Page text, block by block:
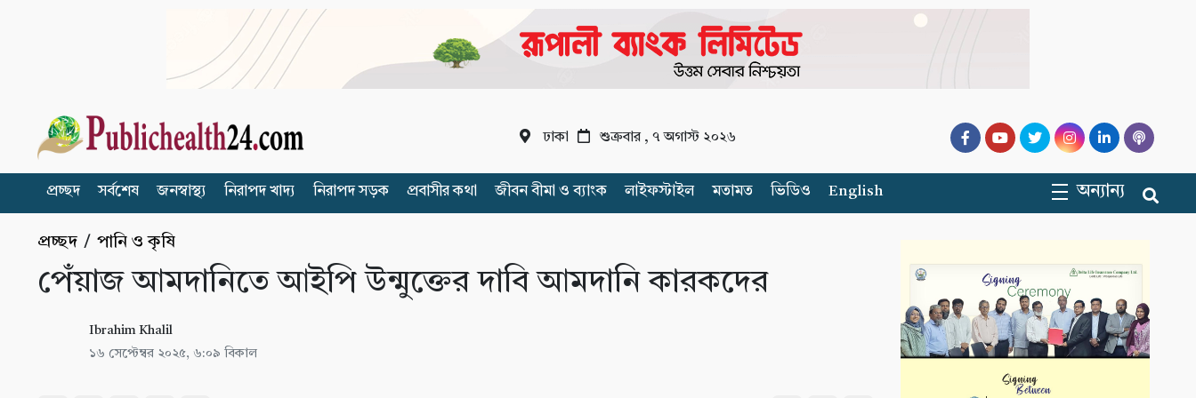
ঢাকা শুক্রবার , ৭ অগাস্ট ২০২৬
প্রচ্ছদ সর্বশেষ জনস্বাস্থ্য নিরাপদ খাদ্য নিরাপদ সড়ক প্রবাসীর কথা জীবন বীমা ও ব্যাংক লাইফস্টাইল মতামত ভিডিও English অন্যান্য
প্রচ্ছদ / পানি ও কৃষি
পেঁয়াজ আমদানিতে আইপি উন্মুক্তের দাবি আমদানি কারকদের
Ibrahim Khalil
১৬ সেপ্টেম্বর ২০২৫, ৬:০৯ বিকাল